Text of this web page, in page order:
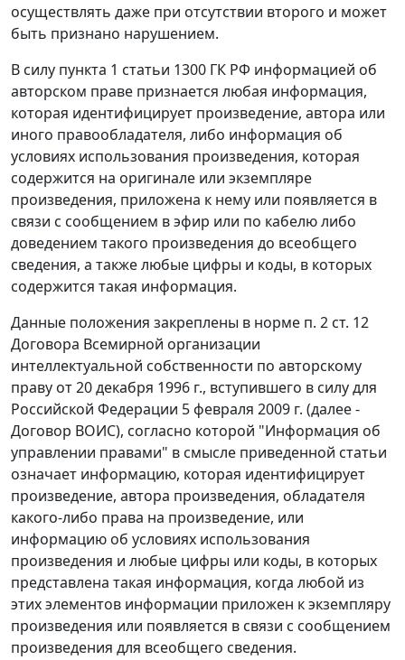
осуществлять даже при отсутствии второго и может
быть признано нарушением.
В силу пункта 1 статьи 1300 ГК РФ информацией об
авторском праве признается любая информация,
которая идентифицирует произведение, автора или
иного правообладателя, либо информация об
условиях использования произведения, которая
содержится на оригинале или экземпляре
произведения, приложена к нему или появляется в
связи с сообщением в эфир или по кабелю либо
доведением такого произведения до всеобщего
сведения, а также любые цифры и коды, в которых
содержится такая информация.
Данные положения закреплены в норме п. 2 ст. 12
Договора Всемирной организации
интеллектуальной собственности по авторскому
праву от 20 декабря 1996 г., вступившего в силу для
Российской Федерации 5 февраля 2009 г. (далее -
Договор ВОИС), согласно которой "Информация об
управлении правами" в смысле приведенной статьи
означает информацию, которая идентифицирует
произведение, автора произведения, обладателя
какого-либо права на произведение, или
информацию об условиях использования
произведения и любые цифры или коды, в которых
представлена такая информация, когда любой из
этих элементов информации приложен к экземпляру
произведения или появляется в связи с сообщением
произведения для всеобщего сведения.